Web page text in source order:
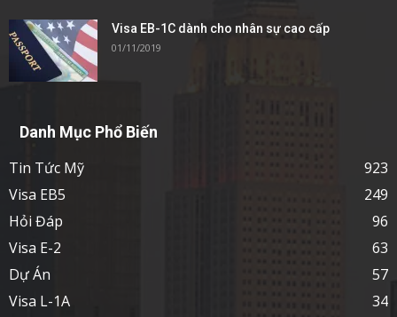
Visa EB-1C dành cho nhân sự cao cấp
01/11/2019
Danh Mục Phổ Biến
Tin Tức Mỹ
923
Visa EB5
249
Hỏi Đáp
96
Visa E-2
63
Dự Án
57
Visa L-1A
34